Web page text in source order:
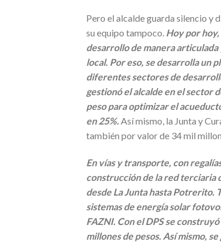
Pero el alcalde guarda silencio y
su equipo tampoco. Hoy por hoy,
desarrollo de manera
local. Por eso, se desarrolla un
diferentes sectores de
gestionó el alcalde en el sector
peso para optimizar el
en 25%.Así mismo, la Junta y
también por valor de 34 mil
En vías y transporte, con
construcción de la red terciaria
desde La Junta hasta Potrerito.
sistemas de energía solar
FAZNI. Con el DPS se
millones de pesos. Así mismo,